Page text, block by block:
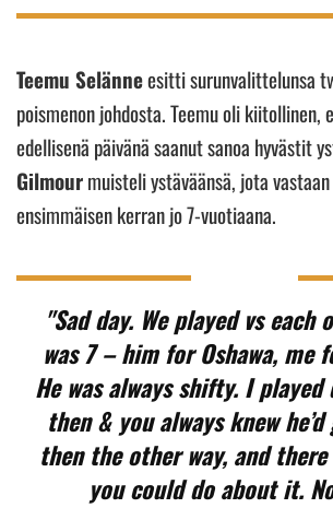
Teemu Selänneesitti surunvalittelunsa
poismenon johdosta. Teemu oli kiitollinen,
edellisenä päivänä saanut sanoa hyvästit
Gilmourmuisteli ystäväänsä, jota
ensimmäisen kerran jo 7-vuotiaana.
"Sad day. We played vs each
was 7 – him for Oshawa, me
He was always shifty. I played
then & you always knew
then the other way, and
you could do about it.